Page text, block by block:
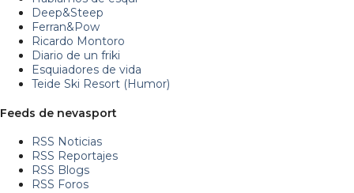
Deep&Steep
Ferran&Pow
Ricardo Montoro
Diario de un friki
Esquiadores de vida
Teide Ski Resort (Humor)
Feeds de nevasport
RSS Noticias
RSS Reportajes
RSS Blogs
RSS Foros